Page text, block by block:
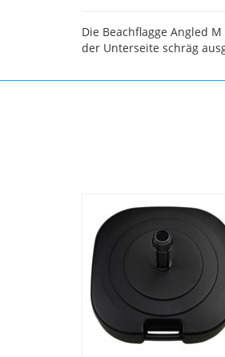
Die Beachflagge Angled
der Unterseite schräg